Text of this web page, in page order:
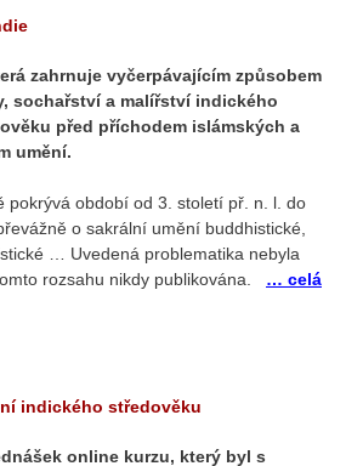
zahrnuje vyčerpávajícím způsobem
sochařství a malířství indického
před příchodem islámských a
umění.
období od 3. století př. n. l. do
o sakrální umění buddhistické,
… Uvedená problematika nebyla
rozsahu nikdy publikována. … celá
indického středověku
online kurzu, který byl s